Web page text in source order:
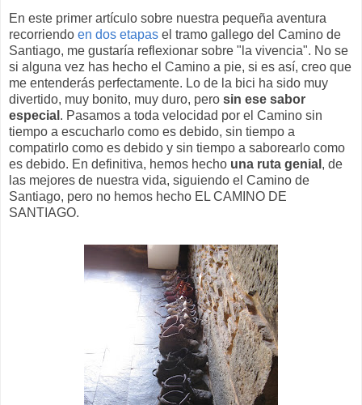
En este primer artículo sobre nuestra pequeña aventura
recorriendo en dos etapas el tramo gallego del Camino de
Santiago, me gustaría reflexionar sobre "la vivencia". No se
si alguna vez has hecho el Camino a pie, si es así, creo que
me entenderás perfectamente. Lo de la bici ha sido muy
divertido, muy bonito, muy duro, pero sin ese sabor
especial . Pasamos a toda velocidad por el Camino sin
tiempo a escucharlo como es debido, sin tiempo a
compatirlo como es debido y sin tiempo a saborearlo como
es debido. En definitiva, hemos hecho una ruta genial , de
las mejores de nuestra vida, siguiendo el Camino de
Santiago, pero no hemos hecho EL CAMINO DE
SANTIAGO.